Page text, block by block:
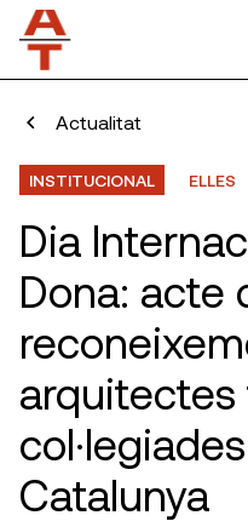
Actualitat
INSTITUCIONAL ELLES
Dia
Dona: acte
Catalunya